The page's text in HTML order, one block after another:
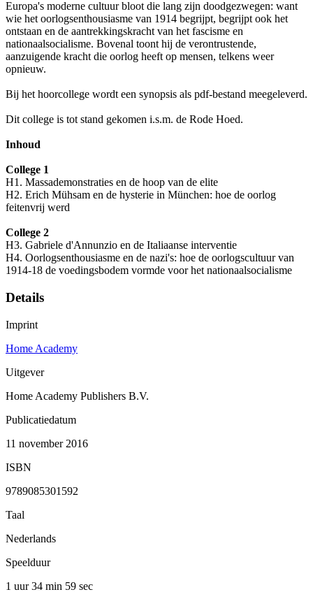
Europa's moderne cultuur bloot die lang zijn doodgezwegen: want
wie het oorlogsenthousiasme van 1914 begrijpt, begrijpt ook het
ontstaan en de aantrekkingskracht van het fascisme en
nationaalsocialisme. Bovenal toont hij de verontrustende,
aanzuigende kracht die oorlog heeft op mensen, telkens weer
opnieuw.
Bij het hoorcollege wordt een synopsis als pdf-bestand meegeleverd.
Dit college is tot stand gekomen i.s.m. de Rode Hoed.
Inhoud
College 1
H1. Massademonstraties en de hoop van de elite
H2. Erich Mühsam en de hysterie in München: hoe de oorlog
feitenvrij werd
College 2
H3. Gabriele d'Annunzio en de Italiaanse interventie
H4. Oorlogsenthousiasme en de nazi's: hoe de oorlogscultuur van
1914-18 de voedingsbodem vormde voor het nationaalsocialisme
Details
Imprint
Home Academy
Uitgever
Home Academy Publishers B.V.
Publicatiedatum
11 november 2016
ISBN
9789085301592
Taal
Nederlands
Speelduur
1 uur 34 min 59 sec